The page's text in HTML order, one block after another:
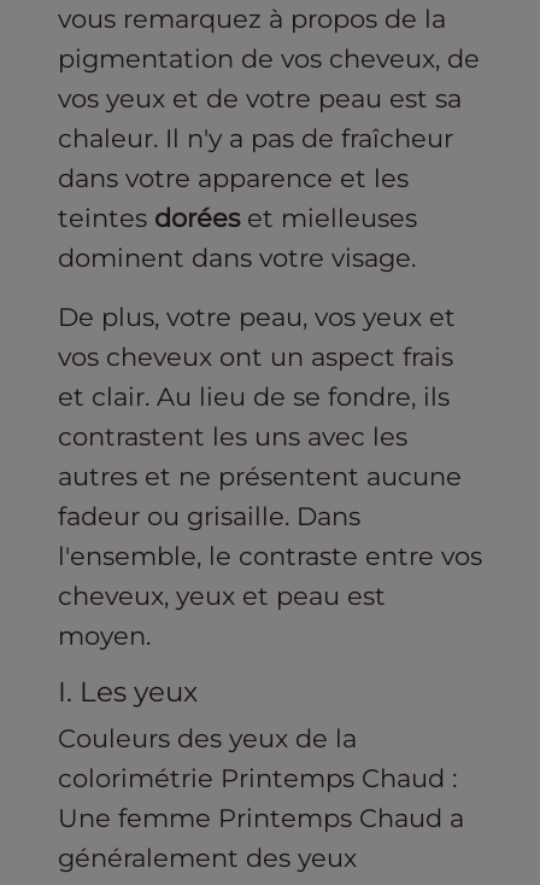
vous remarquez à propos de la
pigmentation de vos cheveux, de
vos yeux et de votre peau est sa
chaleur. Il n'y a pas de fraîcheur
dans votre apparence et les
teintes doréeset mielleuses
dominent dans votre visage.
De plus, votre peau, vos yeux et
vos cheveux ont un aspect frais
et clair. Au lieu de se fondre, ils
contrastent les uns avec les
autres et ne présentent aucune
fadeur ou grisaille. Dans
l'ensemble, le contraste entre vos
cheveux, yeux et peau est
moyen.
I. Les yeux
Couleurs des yeux de la
colorimétrie Printemps Chaud :
Une femme Printemps Chaud a
généralement des yeux